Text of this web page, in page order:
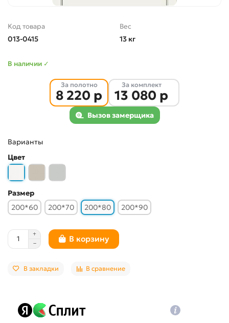
Код товара
013-0415
Вес
13 кг
В наличии ✓
За полотно
8 220 р
За комплект
13 080 р
Вызов замерщика
Варианты
Цвет
Размер
200*60
200*70 200*80 200*90
В корзину
В закладки В сравнение